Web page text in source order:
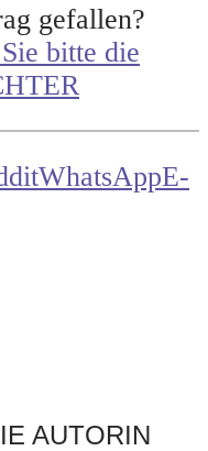
gefallen?
bitte die
WhatsAppE-
AUTORIN